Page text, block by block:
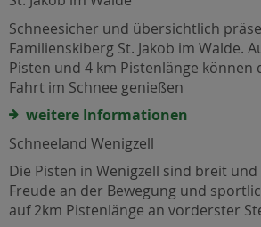
Schneesicher und übersichtlich
Familienskiberg St. Jakob im Walde.
Pisten und 4 km Pistenlänge können
Fahrt im Schnee genießen
weitere Informationen
Schneeland Wenigzell
Die Pisten in Wenigzell sind breit
Freude an der Bewegung und
auf 2km Pistenlänge an vorderster